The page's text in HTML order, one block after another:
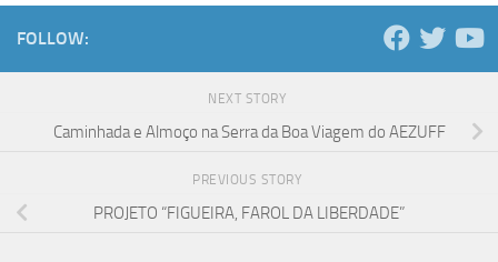
FOLLOW:
NEXT STORY
Caminhada e Almoço na Serra da Boa Viagem do AEZUFF
PREVIOUS STORY
PROJETO “FIGUEIRA, FAROL DA LIBERDADE”